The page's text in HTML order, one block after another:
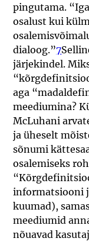
pingutama.
osalust kui
dialoog.”7
järjekindel.
aga
meediumina?
McLuhani
ja üheselt
sõnumi
osalemiseks
informatsiooni
kuumad),
meediumid
nõuavad